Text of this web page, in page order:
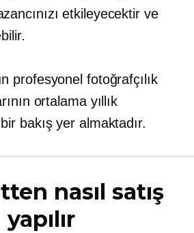
etkileyecektir ve
profesyonel fotoğrafçılık
ortalama yıllık
bakış yer almaktadır.
nasıl satış
yapılır